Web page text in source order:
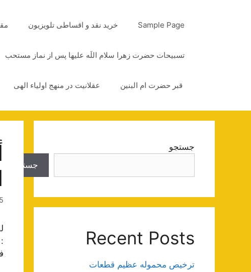
Sample Page خرید نقد و اقساطی تلویزیون
تسبیحات حضرت زهرا سلام اللَه علیها پس از نماز مستحب
قبر حضرت ام البنین عقلانیت در منهج اولیاء الهی
:
جستجو
جستجو
Recent Posts
ترخیص محموله عظیم قطعات